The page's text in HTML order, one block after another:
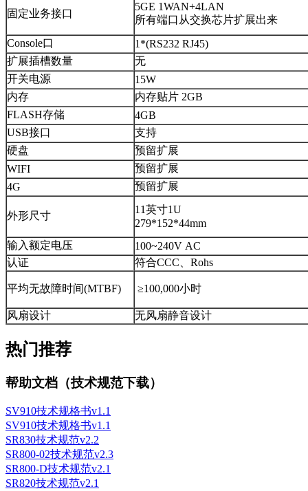
固定业务接口
5GE 1WAN+4LAN
所有端口从交换芯片扩展出来
Console口
1*(RS232 RJ45)
扩展插槽数量
无
开关电源
15W
内存
内存贴片 2GB
FLASH存储
4GB
USB接口
支持
硬盘
预留扩展
WIFI
预留扩展
4G
预留扩展
外形尺寸
11英寸1U
279*152*44mm
输入额定电压
100~240V AC
认证
符合CCC、Rohs
平均无故障时间(MTBF) ≥100,000小时
风扇设计 无风扇静音设计
热门推荐
帮助文档（技术规范下载）
SV910技术规格书v1.1
SV910技术规格书v1.1
SR830技术规范v2.2
SR800-02技术规范v2.3
SR800-D技术规范v2.1
SR820技术规范v2.1